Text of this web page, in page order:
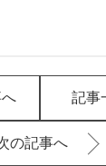
記事
の記事へ